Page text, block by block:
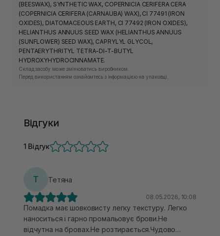
(BEESWAX), SYNTHETIC WAX, COPERNICIA CERIFERA CERA
(COPERNICIA CERIFERA (CARNAUBA) WAX), CI 77491 (IRON
OXIDES), DIATOMACEOUS EARTH, CI 77492 (IRON OXIDES),
HELIANTHUS ANNUUS SEED WAX (HELIANTHUS ANNUUS
(SUNFLOWER) SEED WAX), CAPRYLYL GLYCOL,
PENTAERYTHRITYL TETRA-DI-T-BUTYL
HYDROXYHYDROCINNAMATE.
Склад засобу може змінюватись виробником.
Перед використанням ознайомтесь з інформацією на упаковці.
Відгуки
1 Відгук
Т Тетяна
08.05.2026, 10:08
Помадка має шовковисту легку текстуру. Легко
наноситься і гарно промальовує брови.Не
відчутна на бровах.Не розтирається.Чудово